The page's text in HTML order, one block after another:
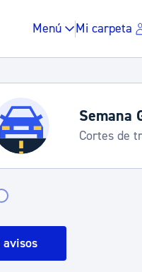
Menú Mi carpeta
Espacio público,
Semana
Cortes de
avisos